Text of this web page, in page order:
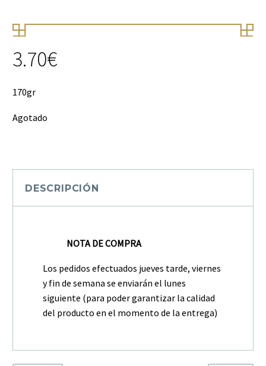
3.70€
170gr
Agotado
DESCRIPCIÓN
NOTA DE COMPRA
Los pedidos efectuados jueves tarde, viernes
y fin de semana se enviarán el lunes
siguiente (para poder garantizar la calidad
del producto en el momento de la entrega)